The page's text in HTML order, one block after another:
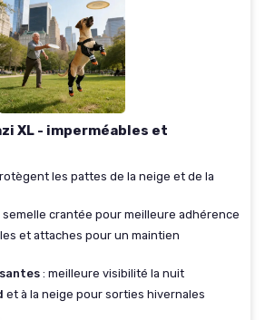
XL - imperméables et
les pattes de la neige et de la
semelle crantée pour meilleure adhérence
et attaches pour un maintien
: meilleure visibilité la nuit
et à la neige pour sorties hivernales